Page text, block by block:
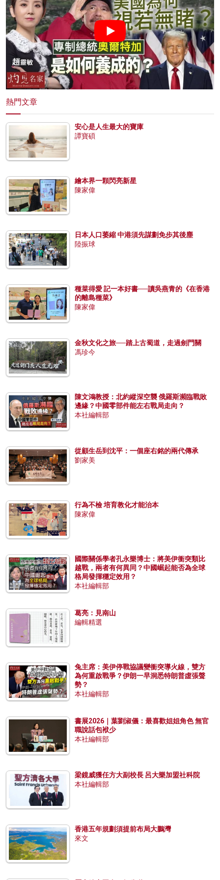
熱門文章
安心是人生最大的寶庫
譚寶碩
繪本界一顆閃亮新星
陳家偉
日本人口萎縮 中港須先謀劃免步其後塵
陸振球
種菜得愛 記一本好書──讀吳燕青的《在香港
的離島種菜》
陳家偉
金秋文化之旅──踏上古蜀道，走過劍門關
馮珍今
陳文鴻教授：北約縱深空襲 俄羅斯瀕臨戰敗
邊緣？中國零部件能左右戰局走向？
本社編輯部
從顧生岳到沈平：一個座右銘的兩代傳承
劉家美
行為不檢 培育教化才能治本
陳家偉
國際關係學者孔永樂博士：將美伊衝突類比
越戰，兩者有何異同？中國崛起能否為全球
格局發揮穩定效用？
本社編輯部
葛亮：見南山
編輯精選
兔主席：美伊停戰協議變衝突導火線，雙方
為何重啟戰爭？伊朗一早洞悉特朗普虛張聲
勢？
本社編輯部
書展2026｜葉劉淑儀：最喜歡姐姐角色 無官
職說話包袱少
本社編輯部
梁鏡威獲任方大副校長 呂大樂加盟社科院
本社編輯部
香港五年規劃須提前布局大鵬灣
來文